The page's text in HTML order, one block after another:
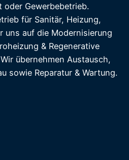
oder Gewerbebetrieb.
für Sanitär, Heizung,
uns auf die Modernisierung
& Regenerative
übernehmen Austausch,
sowie Reparatur & Wartung.